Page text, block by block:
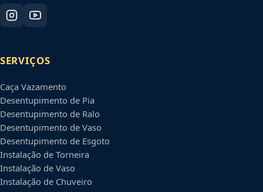
SERVIÇOS
Caça Vazamento
Desentupimento de Pia
Desentupimento de Ralo
Desentupimento de Vaso
Desentupimento de Esgoto
Instalação de Torneira
Instalação de Vaso
Instalação de Chuveiro